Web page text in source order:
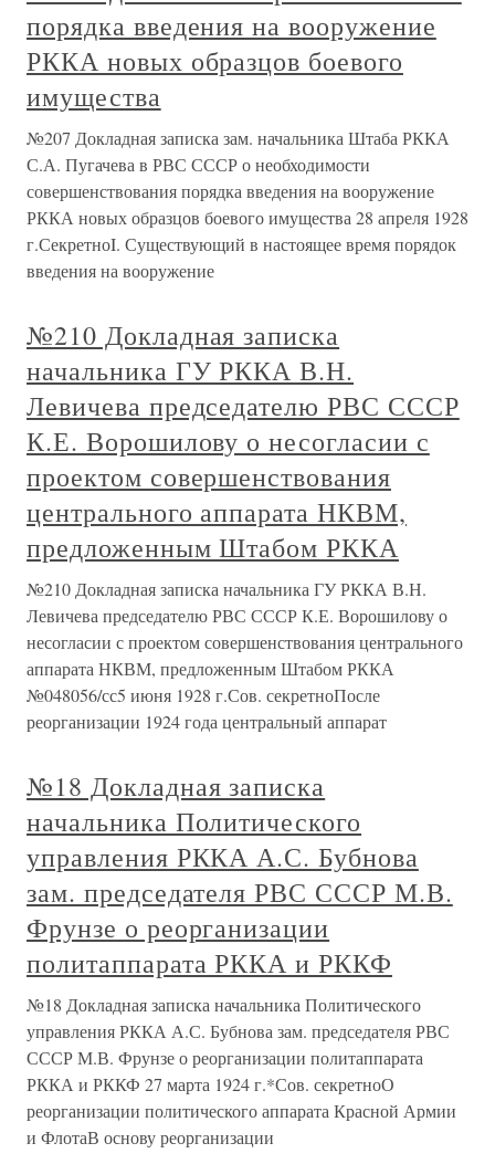
порядка введения на вооружение
РККА новых образцов боевого
имущества
№207 Докладная записка зам. начальника Штаба РККА
С.А. Пугачева в РВС СССР о необходимости
совершенствования порядка введения на вооружение
РККА новых образцов боевого имущества 28 апреля 1928
г.СекретноI. Существующий в настоящее время порядок
введения на вооружение
№210 Докладная записка
начальника ГУ РККА В.Н.
Левичева председателю РВС СССР
К.Е. Ворошилову о несогласии с
проектом совершенствования
центрального аппарата НКВМ,
предложенным Штабом РККА
№210 Докладная записка начальника ГУ РККА В.Н.
Левичева председателю РВС СССР К.Е. Ворошилову о
несогласии с проектом совершенствования центрального
аппарата НКВМ, предложенным Штабом РККА
№048056/сс5 июня 1928 г.Сов. секретноПосле
реорганизации 1924 года центральный аппарат
№18 Докладная записка
начальника Политического
управления РККА А.С. Бубнова
зам. председателя РВС СССР М.В.
Фрунзе о реорганизации
политаппарата РККА и РККФ
№18 Докладная записка начальника Политического
управления РККА А.С. Бубнова зам. председателя РВС
СССР М.В. Фрунзе о реорганизации политаппарата
РККА и РККФ 27 марта 1924 г.*Сов. секретноО
реорганизации политического аппарата Красной Армии
и ФлотаВ основу реорганизации